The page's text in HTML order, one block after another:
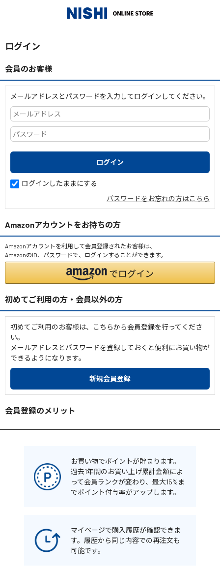
ログイン
会員のお客様
メールアドレスとパスワードを入力してログインしてください。
ログインしたままにする
パスワードをお忘れの方はこちら
Amazonアカウントをお持ちの方
Amazonアカウントを利用して会員登録されたお客様は、
AmazonのID、パスワードで、ログインすることができます。
初めてご利用の方・会員以外の方
初めてご利用のお客様は、こちらから会員登録を行ってくださ
い。
メールアドレスとパスワードを登録しておくと便利にお買い物が
できるようになります。
会員登録のメリット
お買い物でポイントが貯まります。
過去1年間のお買い上げ累計金額によ
って会員ランクが変わり、最大15%ま
でポイント付与率がアップします。
マイページで購入履歴が確認できま
す。履歴から同じ内容での再注文も
可能です。